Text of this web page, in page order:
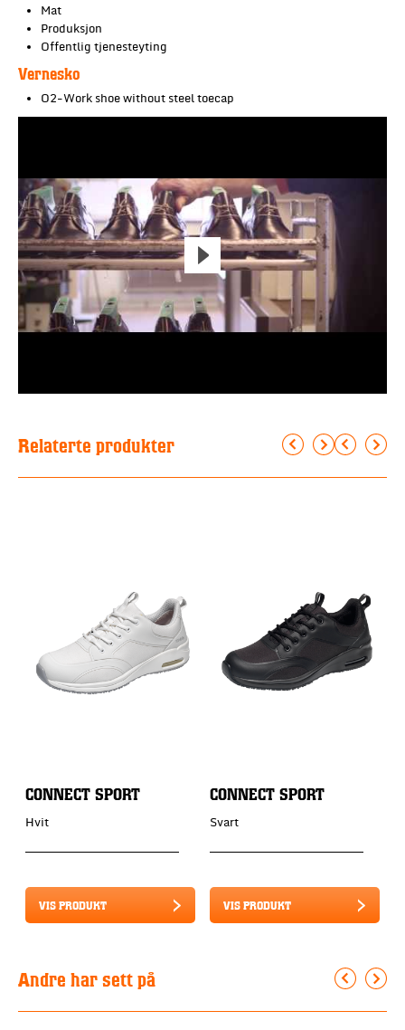
Mat
Produksjon
Offentlig tjenesteyting
Vernesko
O2-Work shoe without steel toecap
Relaterte produkter
CONNECT SPORT
Hvit
VIS PRODUKT
CONNECT SPORT
Svart
VIS PRODUKT
Andre har sett på